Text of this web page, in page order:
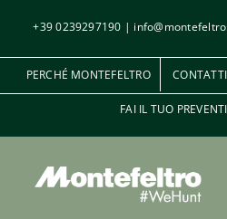
contenuto
+39 0239297190 |
PERCHÉ MONTEFELTRO CONTATTI
FAI IL TUO